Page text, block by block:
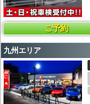
ご予約
九州エリア